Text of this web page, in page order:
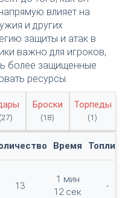
влияет на
и других
защиты и атак в
важно для игроков,
более защищенные
ресурсы.
(27)
Броски
(18)
Торпеды
(1)
Время Топливо
13
1 мин
12 сек
-